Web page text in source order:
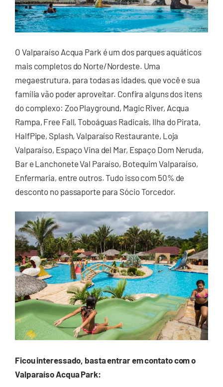
O Valparaíso Acqua Park é um dos parques aquáticos
mais completos do Norte/Nordeste. Uma
megaestrutura, para todas as idades, que você e sua
família vão poder aproveitar. Confira alguns dos itens
do complexo: Zoo Playground, Magic River, Acqua
Rampa, Free Fall, Toboáguas Radicais, Ilha do Pirata,
HalfPipe, Splash, Valparaíso Restaurante, Loja
Valparaíso, Espaço Vina del Mar, Espaço Dom Neruda,
Bar e Lanchonete Val Paraíso, Botequim Valparaíso,
Enfermaria, entre outros. Tudo isso com 50% de
desconto no passaporte para Sócio Torcedor.
Ficou interessado, basta entrar em contato com o
Valparaíso Acqua Park: